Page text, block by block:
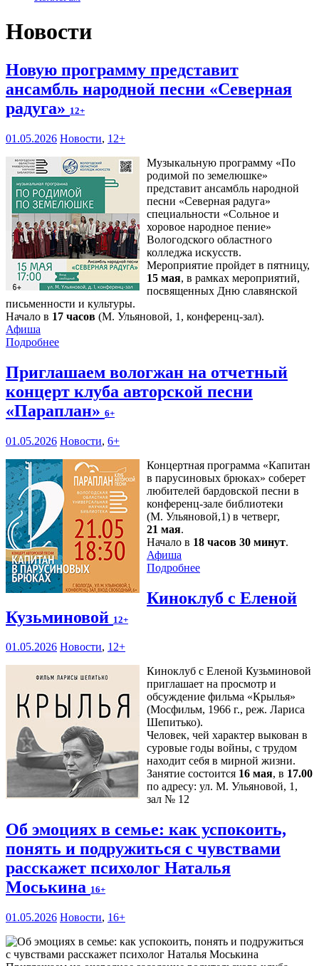
Новости
Новую программу представит
ансамбль народной песни «Северная
радуга» 12+
01.05.2026 Новости, 12+
Музыкальную программу «По
родимой по земелюшке»
представит ансамбль народной
песни «Северная радуга»
специальности «Сольное и
хоровое народное пение»
Вологодского областного
колледжа искусств.
Мероприятие пройдет в пятницу,
15 мая, в рамках мероприятий,
посвященных Дню славянской
письменности и культуры.
Начало в 17 часов (М. Ульяновой, 1, конференц-зал).
Афиша
Подробнее
Приглашаем вологжан на отчетный
концерт клуба авторской песни
«Параплан» 6+
01.05.2026 Новости, 6+
Концертная программа «Капитан
в парусиновых брюках» соберет
любителей бардовской песни в
конференц-зале библиотеки
(М. Ульяновой,1) в четверг,
21 мая.
Начало в 18 часов 30 минут.
Афиша
Подробнее
Киноклуб с Еленой
Кузьминовой 12+
01.05.2026 Новости, 12+
Киноклуб с Еленой Кузьминовой
приглашает на просмотр и
обсуждение фильма «Крылья»
(Мосфильм, 1966 г., реж. Лариса
Шепитько).
Человек, чей характер выкован в
суровые годы войны, с трудом
находит себя в мирной жизни.
Занятие состоится 16 мая, в 17.00
по адресу: ул. М. Ульяновой, 1,
зал № 12
Об эмоциях в семье: как успокоить,
понять и подружиться с чувствами
расскажет психолог Наталья
Моськина 16+
01.05.2026 Новости, 16+